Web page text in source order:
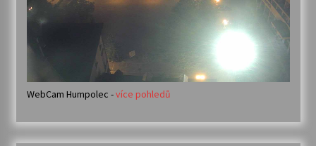
WebCam Humpolec -více pohledů